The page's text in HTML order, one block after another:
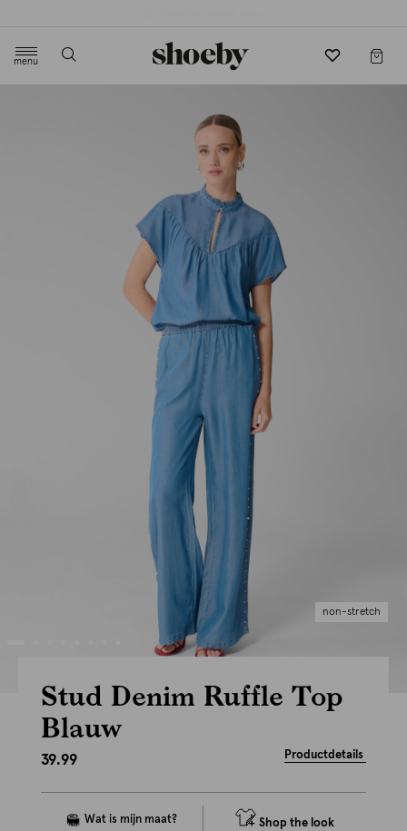
menu
non-stretch
Stud Denim Ruffle Top
Blauw
39.99 Productdetails
Shop the look